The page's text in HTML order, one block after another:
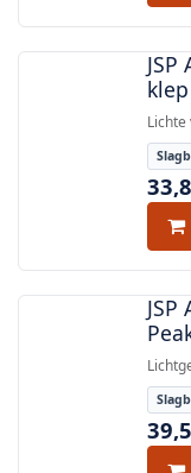
Lichte
schil
micro